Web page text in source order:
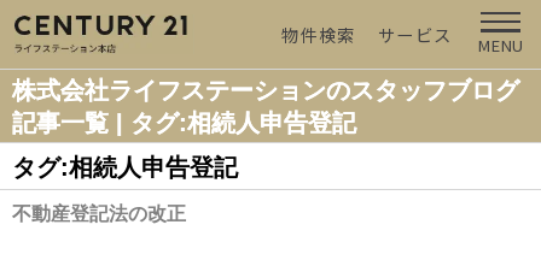
物件検索 サービス MENU
株式会社ライフステーションのスタッフブログ
記事一覧 | タグ:相続人申告登記
タグ:相続人申告登記
不動産登記法の改正